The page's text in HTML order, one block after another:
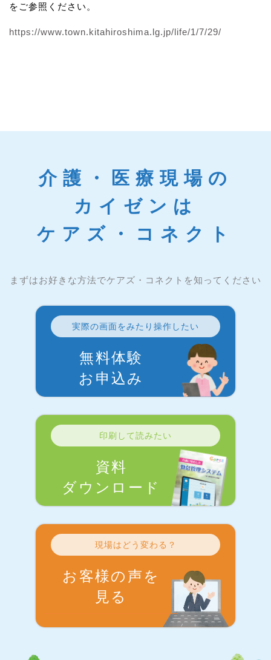
をご参照ください。
https://www.town.kitahiroshima.lg.jp/life/1/7/29/
介護・医療現場の
カイゼンは
ケアズ・コネクト
まずはお好きな方法でケアズ・コネクトを知ってください
実際の画面をみたり操作したい
無料体験
お申込み
印刷して読みたい
資料
ダウンロード
現場はどう変わる？
お客様の声を
見る